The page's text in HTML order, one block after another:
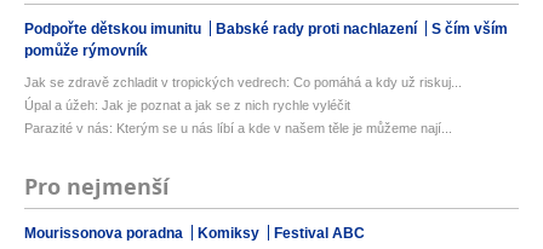
Podpořte dětskou imunitu Babské rady proti nachlazení
S čím vším
pomůže rýmovník
Jak se zdravě zchladit v tropických vedrech: Co pomáhá a kdy už riskuj...
Úpal a úžeh: Jak je poznat a jak se z nich rychle vyléčit
Parazité v nás: Kterým se u nás líbí a kde v našem těle je můžeme nají...
Pro nejmenší
Mourissonova poradna Komiksy Festival ABC